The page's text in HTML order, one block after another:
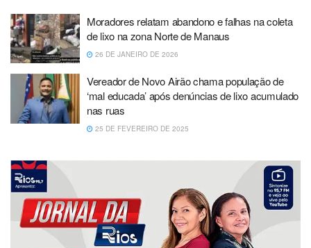
Moradores relatam abandono e falhas na coleta
de lixo na zona Norte de Manaus
26 DE JANEIRO DE 2026
Vereador de Novo Airão chama população de
‘mal educada’ após denúncias de lixo acumulado
nas ruas
25 DE FEVEREIRO DE 2025